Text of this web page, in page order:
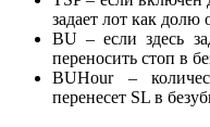
задает лот как долю
BU – если здесь
переносить стоп в
BUHour –
перенесет SL в